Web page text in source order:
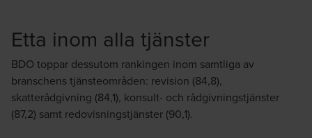
Etta inom alla tjänster
BDO toppar dessutom rankingen inom samtliga av
branschens tjänsteområden: revision (84,8),
skatterådgivning (84,1), konsult- och rådgivningstjänster
(87,2) samt redovisningstjänster (90,1).